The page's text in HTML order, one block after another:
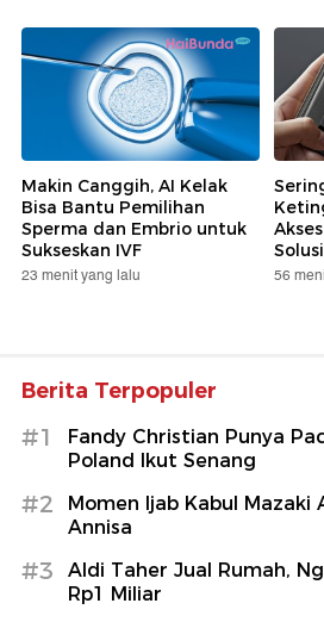
Makin Canggih, AI Kelak
Bisa Bantu Pemilihan
Sperma dan Embrio untuk
Sukseskan IVF
23 menit yang lalu
Solusi
56
Berita Terpopuler
#1
Fandy Christian Punya
Poland Ikut Senang
#2
Momen Ijab Kabul Mazaki
Annisa
#3
Aldi Taher Jual Rumah,
Rp1 Miliar